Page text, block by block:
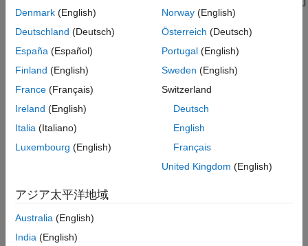
This model reads an input image using anImage From File
block with theFile name parameter set tocameraman.tif
Output data type
parameter set to single
To construct a Laplacian pyramid theResize
input image to 253-by-253 pixels, and performs reduce and
expand opertions using
Gaussian Pyramid
level, the Laplacian pyramid reduces the resized input image,
expands the reduced image, and then subtracts the output from
the resized input image. At the next level, the Laplacian pyramid
expands this second-order reduction, and then subtracts it from
TheVideo Viewer
Denmark (English)
Deutschland (Deutsch)
España (Español)
Finland (English)
France (Français)
Ireland (English)
Italia (Italiano)
Luxembourg (English)
Norway(English)
Österreich (Deutsch)
Portugal(English)
Sweden (English)
Switzerland
Deutsch
English
Français
United Kingdom (English)
アジア太平洋地域
Australia (English)
India (English)